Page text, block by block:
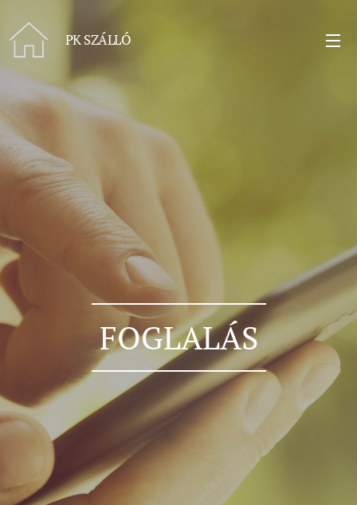
PKSZÁLLÓ
FOGLALÁS